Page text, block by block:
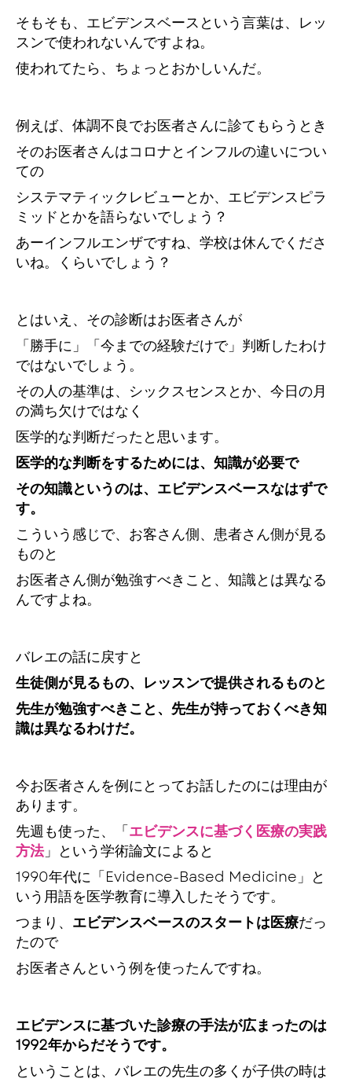
そもそも、エビデンスベースという言葉は、レッ
スンで使われないんですよね。
使われてたら、ちょっとおかしいんだ。
例えば、体調不良でお医者さんに診てもらうとき
そのお医者さんはコロナとインフルの違いについ
ての
システマティックレビューとか、エビデンスピラ
ミッドとかを語らないでしょう？
あーインフルエンザですね、学校は休んでくださ
いね。くらいでしょう？
とはいえ、その診断はお医者さんが
「勝手に」「今までの経験だけで」判断したわけ
ではないでしょう。
その人の基準は、シックスセンスとか、今日の月
の満ち欠けではなく
医学的な判断だったと思います。
医学的な判断をするためには、知識が必要で
その知識というのは、エビデンスベースなはずで
す。
こういう感じで、お客さん側、患者さん側が見る
ものと
お医者さん側が勉強すべきこと、知識とは異なる
んですよね。
バレエの話に戻すと
生徒側が見るもの、レッスンで提供されるものと
先生が勉強すべきこと、先生が持っておくべき知
識は異なるわけだ。
今お医者さんを例にとってお話したのには理由が
あります。
先週も使った、「エビデンスに基づく医療の実践
方法」という学術論文によると
1990年代に「Evidence-Based Medicine」と
いう用語を医学教育に導入したそうです。
つまり、 エビデンスベースのスタートは医療だっ
たので
お医者さんという例を使ったんですね。
エビデンスに基づいた診療の手法が広まったのは
1992年からだそうです。
ということは、バレエの先生の多くが子供の時は